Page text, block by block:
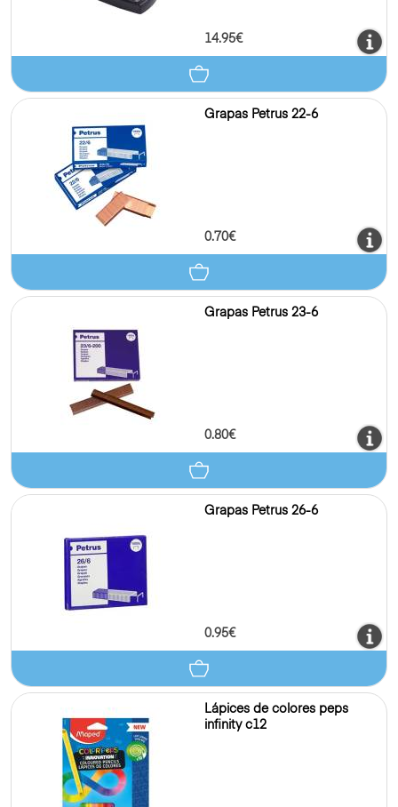
14.95€
Grapas Petrus 22-6
0.70€
Grapas Petrus 23-6
0.80€
Grapas Petrus 26-6
0.95€
Lápices de colores peps
infinity c12